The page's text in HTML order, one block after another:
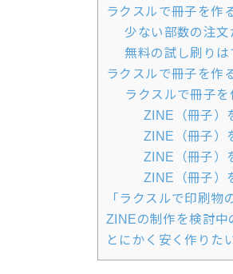
ラクスルで冊子を作
少ない部数の注
無料の試し刷りは
ラクスルで冊子を作
ラクスルで冊子
ZINE（冊子）
ZINE（冊子）
ZINE（冊子）
ZINE（冊子）
「ラクスルで印刷
ZINEの制作を検討中
とにかく安く作りた